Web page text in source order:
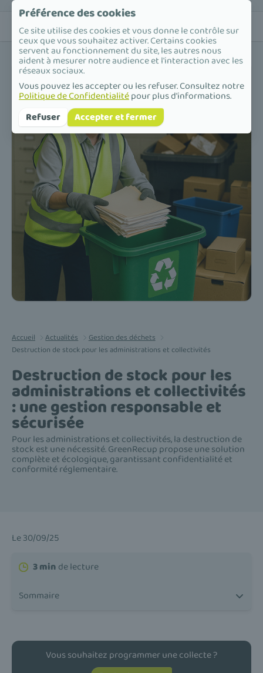
Accueil Actualités
Gestion des déchets
Destruction de stock pour les administrations et collectivités
Destruction de stock pour les
administrations et collectivités
: une gestion responsable et
sécurisée
Pour les administrations et collectivités, la destruction de
stock est une nécessité. GreenRecup propose une solution
complète et écologique, garantissant confidentialité et
conformité réglementaire.
Le 30/09/25
3 min de lecture
Sommaire
Vous souhaitez programmer une collecte ?
Préférence des cookies
Ce site utilise des cookies et vous donne le contrôle sur
ceux que vous souhaitez activer. Certains cookies
servent au fonctionnement du site, les autres nous
aident à mesurer notre audience et l'interaction avec les
réseaux sociaux.
Vous pouvez les accepter ou les refuser. Consultez notre
Politique de Confidentialitépour plus d'informations.
Refuser
Accepter et fermer